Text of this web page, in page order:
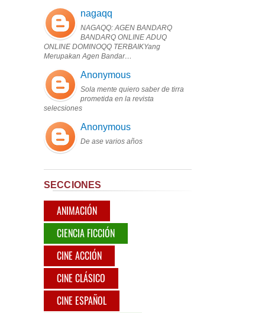
nagaqq
NAGAQQ: AGEN BANDARQ
BANDARQ ONLINE ADUQ
ONLINE DOMINOQQ TERBAIKYang
Merupakan Agen Bandar…
Anonymous
Sola mente quiero saber de tirra
prometida en la revista
selecsiones
Anonymous
De ase varios años
SECCIONES
ANIMACIÓN
CIENCIA FICCIÓN
CINE ACCIÓN
CINE CLÁSICO
CINE ESPAÑOL